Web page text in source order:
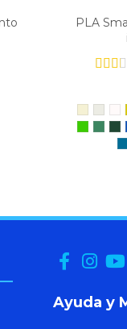
PLA
Ayuda y